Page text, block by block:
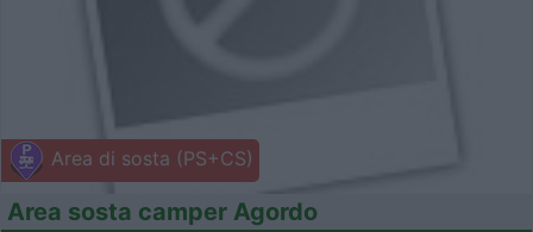
Area di sosta (PS+CS)
Area sosta camper Agordo